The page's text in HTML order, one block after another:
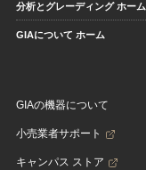
分析とグレーディング ホーム
GIAについて ホーム
GIAの機器について
小売業者サポート
キャンパス ストア